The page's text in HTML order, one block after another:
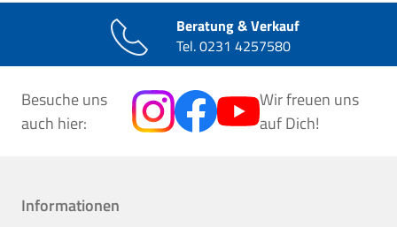
Beratung & Verkauf
Tel.0231 4257580
Besuche uns
auch hier:
Wir freuen uns
auf Dich!
Informationen